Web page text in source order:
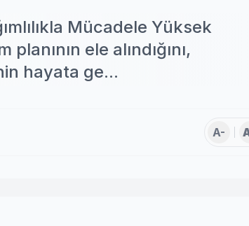
Mücadele Yüksek
ele alındığını,
hayata ge...
A-